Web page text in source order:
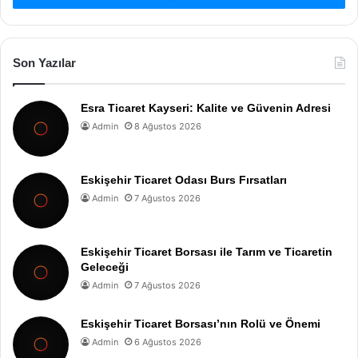
Son Yazılar
Esra Ticaret Kayseri: Kalite ve Güvenin Adresi
Admin 8 Ağustos 2026
Eskişehir Ticaret Odası Burs Fırsatları
Admin 7 Ağustos 2026
Eskişehir Ticaret Borsası ile Tarım ve Ticaretin
Geleceği
Admin 7 Ağustos 2026
Eskişehir Ticaret Borsası’nın Rolü ve Önemi
Admin 6 Ağustos 2026